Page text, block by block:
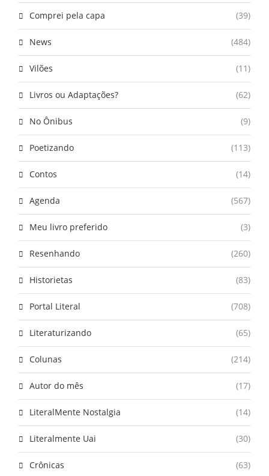
Comprei pela capa (39)
News (484)
Vilões (11)
Livros ou Adaptações? (62)
No Ônibus (9)
Poetizando (113)
Contos (14)
Agenda (567)
Meu livro preferido (3)
Resenhando (260)
Historietas (83)
Portal Literal (708)
Literaturizando (65)
Colunas (214)
Autor do mês (17)
LiteralMente Nostalgia (14)
Literalmente Uai (30)
Crônicas (63)